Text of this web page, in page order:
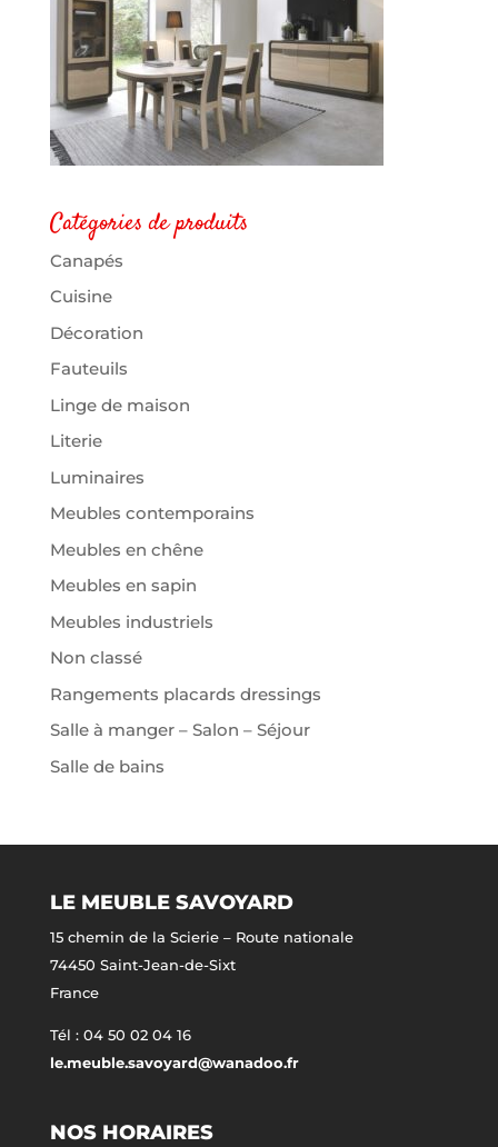
Catégories de produits
Canapés
Cuisine
Décoration
Fauteuils
Linge de maison
Literie
Luminaires
Meubles contemporains
Meubles en chêne
Meubles en sapin
Meubles industriels
Non classé
Rangements placards dressings
Salle à manger – Salon – Séjour
Salle de bains
LE MEUBLE SAVOYARD
15 chemin de la Scierie – Route nationale
74450 Saint-Jean-de-Sixt
France
Tél : 04 50 02 04 16
le.meuble.savoyard@wanadoo.fr
NOS HORAIRES